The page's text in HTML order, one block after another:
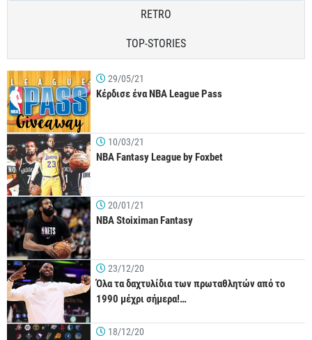
RETRO
TOP-STORIES
29/05/21
Κέρδισε ένα NBA League Pass
10/03/21
NBA Fantasy League by Foxbet
20/01/21
NBA Stoiximan Fantasy
23/12/20
Όλα τα δαχτυλίδια των πρωταθλητών από το
1990 μέχρι σήμερα!…
18/12/20